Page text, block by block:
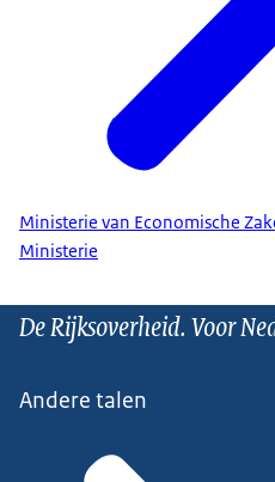
Ministerie van Economische
Ministerie
De Rijksoverheid. Voor
Andere talen